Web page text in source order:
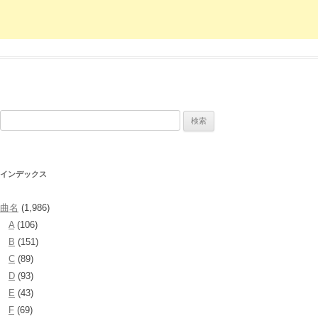
インデックス
曲名 (1,986)
A(106)
B (151)
C (89)
D (93)
E (43)
F (69)